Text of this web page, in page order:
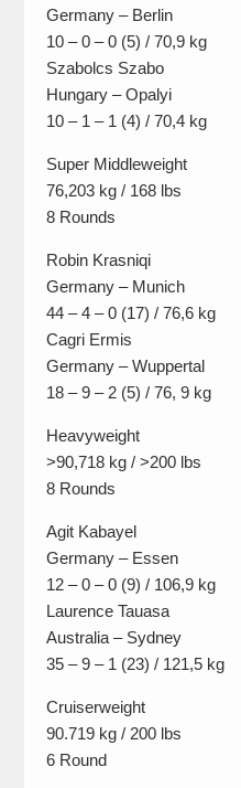
Germany – Berlin
10 – 0 – 0 (5) / 70,9 kg
Szabolcs Szabo
Hungary – Opalyi
10 – 1 – 1 (4) / 70,4 kg
Super Middleweight
76,203 kg / 168 lbs
8 Rounds
Robin Krasniqi
Germany – Munich
44 – 4 – 0 (17) / 76,6 kg
Cagri Ermis
Germany – Wuppertal
18 – 9 – 2 (5) / 76, 9 kg
Heavyweight
>90,718 kg / >200 lbs
8 Rounds
Agit Kabayel
Germany – Essen
12 – 0 – 0 (9) / 106,9 kg
Laurence Tauasa
Australia – Sydney
35 – 9 – 1 (23) / 121,5 kg
Cruiserweight
90.719 kg / 200 lbs
6 Round